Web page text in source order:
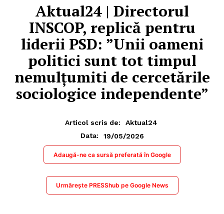
Aktual24 | Directorul
INSCOP, replică pentru
liderii PSD: ”Unii oameni
politici sunt tot timpul
nemulțumiti de cercetările
sociologice independente”
Articol scris de:
Aktual24
Data:
19/05/2026
Adaugă-ne ca sursă preferată în Google
Urmărește PRESShub pe Google News